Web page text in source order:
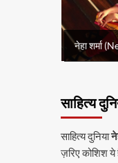
नेहा शर्मा
साहित्य
साहित्य दुनिया
ज़रिए कोशिश ये